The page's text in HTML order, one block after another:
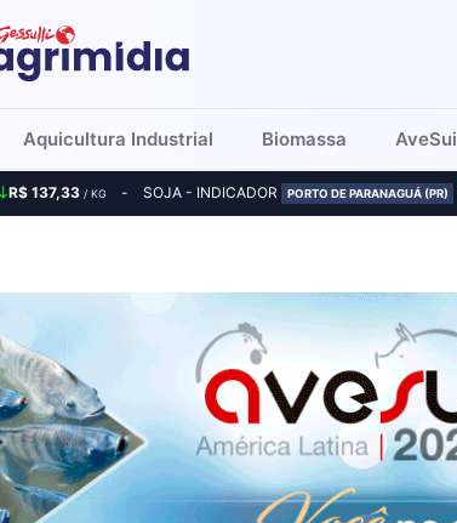
Aquicultura Industrial Biomassa AveSui
R$ 137,33/ KG SOJA - INDICADOR PORTO DE PARANAGUÁ (PR)